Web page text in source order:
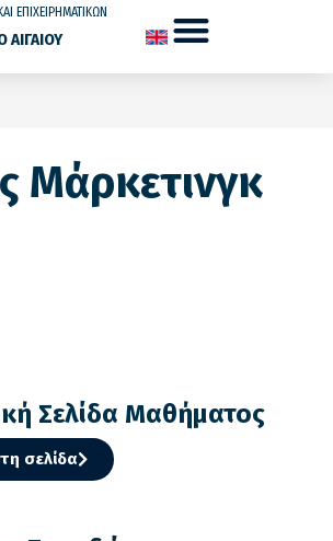
ΕΠΙΧΕΙΡΗΜΑΤΙΚΩΝ
ΑΙΓΑΙΟΥ
Μάρκετινγκ
Σελίδα Μαθήματος
σελίδα